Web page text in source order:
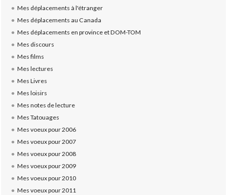
Mes déplacements à l'étranger
Mes déplacements au Canada
Mes déplacements en province et DOM-TOM
Mes discours
Mes films
Mes lectures
Mes Livres
Mes loisirs
Mes notes de lecture
Mes Tatouages
Mes voeux pour 2006
Mes voeux pour 2007
Mes voeux pour 2008
Mes voeux pour 2009
Mes voeux pour 2010
Mes voeux pour 2011